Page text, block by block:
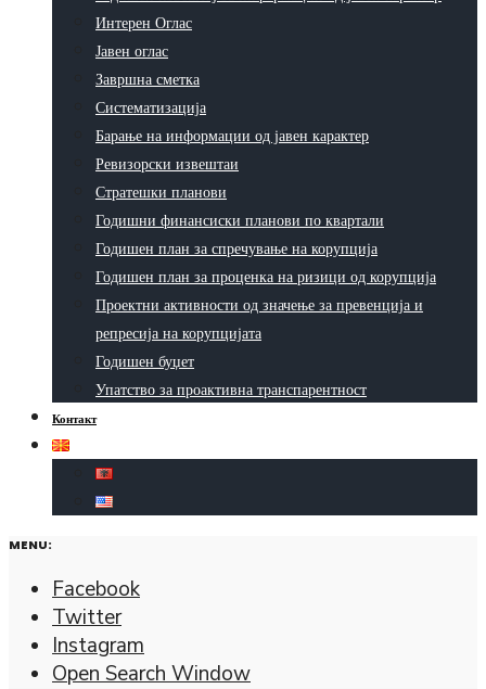
Интерен Оглас
Јавен оглас
Завршна сметка
Систематизација
Барање на информации од јавен карактер
Ревизорски извештаи
Стратешки планови
Годишни финансиски планови по квартали
Годишен план за спречување на корупција
Годишен план за проценка на ризици од корупција
Проектни активности од значење за превенција и
репресија на корупцијата
Годишен буџет
Упатство за проактивна транспарентност
Контакт
MENU:
Facebook
Twitter
Instagram
Open Search Window